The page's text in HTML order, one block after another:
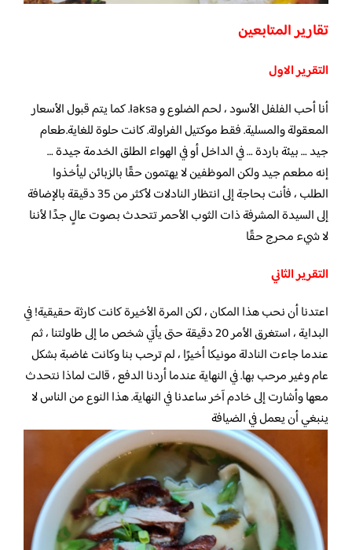
تقارير المتابعين
التقرير الاول
أنا أحب الفلفل الأسود ، لحم الضلوع و laksa. كما يتم قبول الأسعار
المعقولة والمسلية. فقط موكتيل الفراولة. كانت حلوة للغاية.طعام
جيد … بيئة باردة … في الداخل أو في الهواء الطلق الخدمة جيدة …
إنه مطعم جيد ولكن الموظفين لا يهتمون حقًا بالزبائن ليأخذوا
الطلب ، فأنت بحاجة إلى انتظار النادلات لأكثر من 35 دقيقة بالإضافة
إلى السيدة المشرفة ذات الثوب الأحمر تتحدث بصوت عالٍ جدًا لأننا
لا شيء محرج حقًا
التقرير الثاني
اعتدنا أن نحب هذا المكان ، لكن المرة الأخيرة كانت كارثة حقيقية! في
البداية ، استغرق الأمر 20 دقيقة حتى يأتي شخص ما إلى طاولتنا ، ثم
عندما جاءت النادلة مونيكا أخيرًا ، لم ترحب بنا وكانت غاضبة بشكل
عام وغير مرحب بها. في النهاية عندما أردنا الدفع ، قالت لماذا نتحدث
معها وأشارت إلى خادم آخر ساعدنا في النهاية. هذا النوع من الناس لا
ينبغي أن يعمل في الضيافة